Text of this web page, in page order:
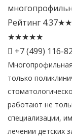
Рейтинг 4.37★★
★★★★★
+7 (499) 116-
только
работают не
специализации,
лечении детских